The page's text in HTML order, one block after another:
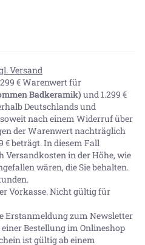
Versand
€ Warenwert für
Badkeramik) und 1.299 €
Deutschlands und
nach einem Widerruf über
der Warenwert nachträglich
€ beträgt. In diesem Fall
in der Höhe, wie
wären, die Sie behalten.
Vorkasse. Nicht gültig für
Erstanmeldung zum Newsletter
Bestellung im Onlineshop
ist gültig ab einem